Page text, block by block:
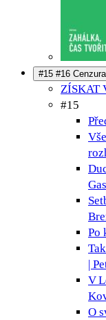
#15 #16 Cenzura
ZÍSKAT
#15
Po
|
V
O